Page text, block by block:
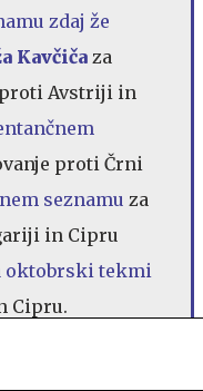
zdaj že
Kavčiča za
Avstriji in
proti Črni
seznamu za
in Cipru
oktobrski tekmi
Cipru.